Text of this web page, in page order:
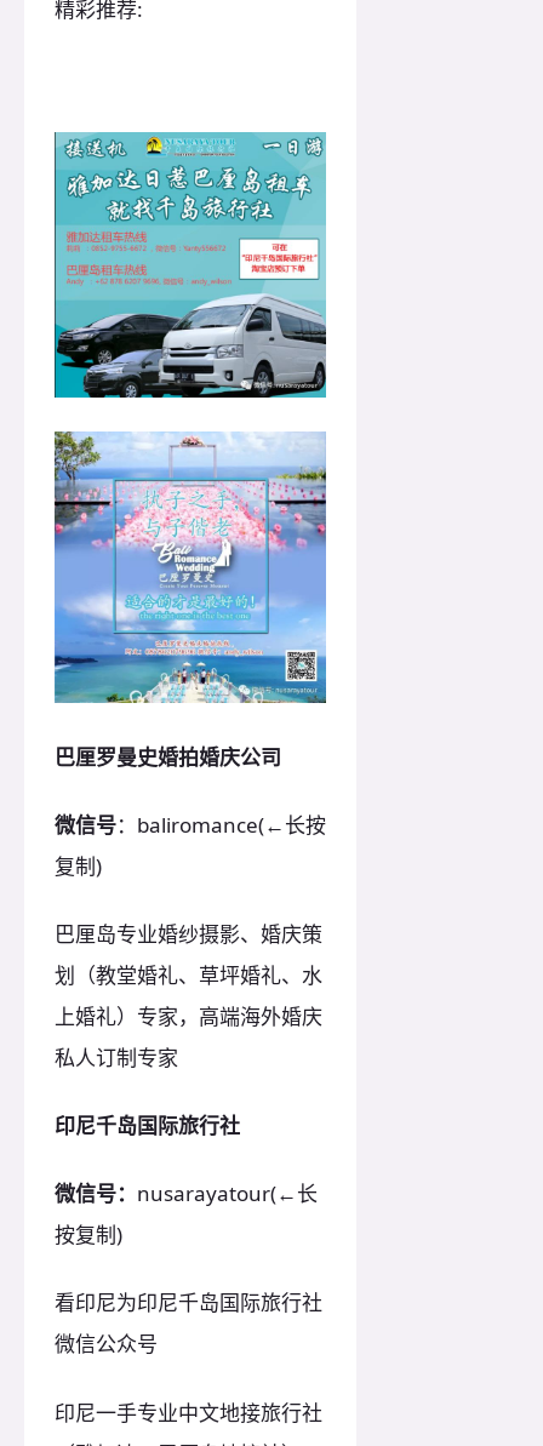
精彩推荐:
巴厘罗曼史婚拍婚庆公司
微信号：baliromance(←长按
复制)
巴厘岛专业婚纱摄影、婚庆策
划（教堂婚礼、草坪婚礼、水
上婚礼）专家，高端海外婚庆
私人订制专家
印尼千岛国际旅行社
微信号： nusarayatour(←长
按复制)
看印尼为印尼千岛国际旅行社
微信公众号
印尼一手专业中文地接旅行社